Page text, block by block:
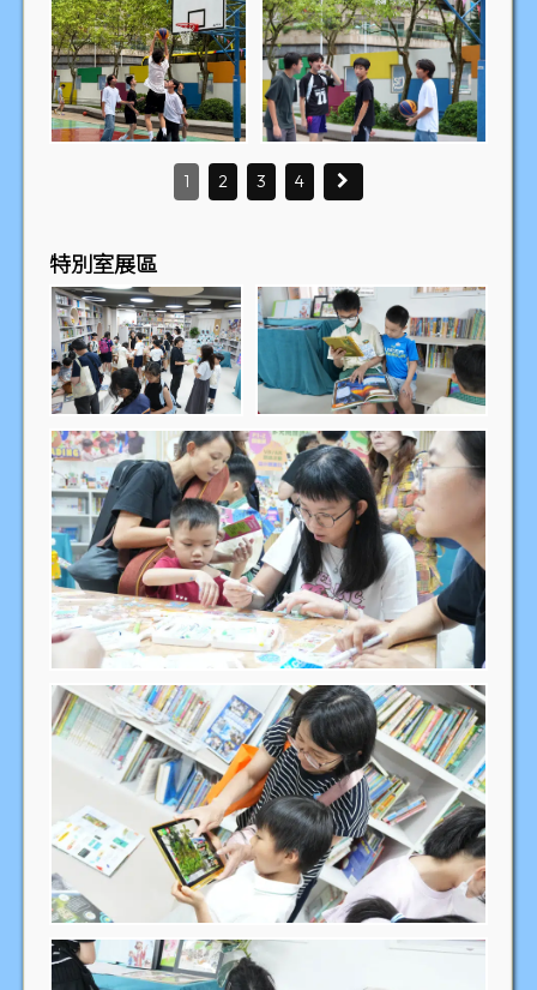
1 2 3 4
特別室展區